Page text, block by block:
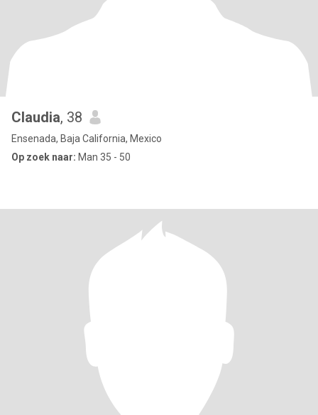
Claudia, 38
Ensenada, Baja California, Mexico
Op zoek naar: Man 35 - 50